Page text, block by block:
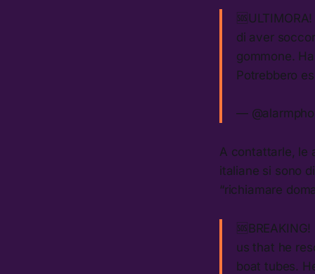
di aver
gommone.
Potrebbero
—
A contattarle, le
italiane si sono
“richiamare
us that he
boat tubes.